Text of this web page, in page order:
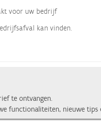
voor uw bedrijf
kan vinden.
te ontvangen.
functionaliteiten, nieuwe tips